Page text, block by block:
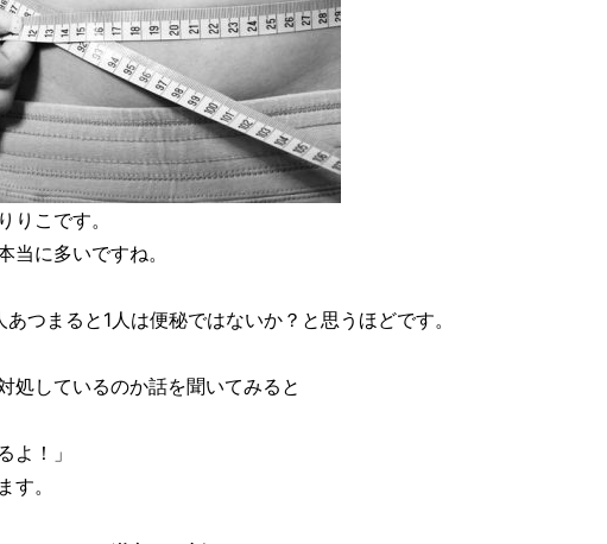
りこです。
当に多いですね。
つまると1人は便秘ではないか？と思うほどです。
処しているのか話を聞いてみると
よ！」
す。